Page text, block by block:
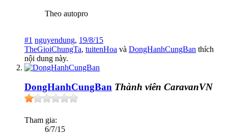
Theo autopro
#1 nguyendung, 19/8/15
TheGioiChungTa, tuitenHoa và DongHanhCungBan thích
nội dung này.
DongHanhCungBan Thành viên CaravanVN
Tham gia:
6/7/15